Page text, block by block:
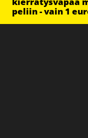
peliin - vain 1